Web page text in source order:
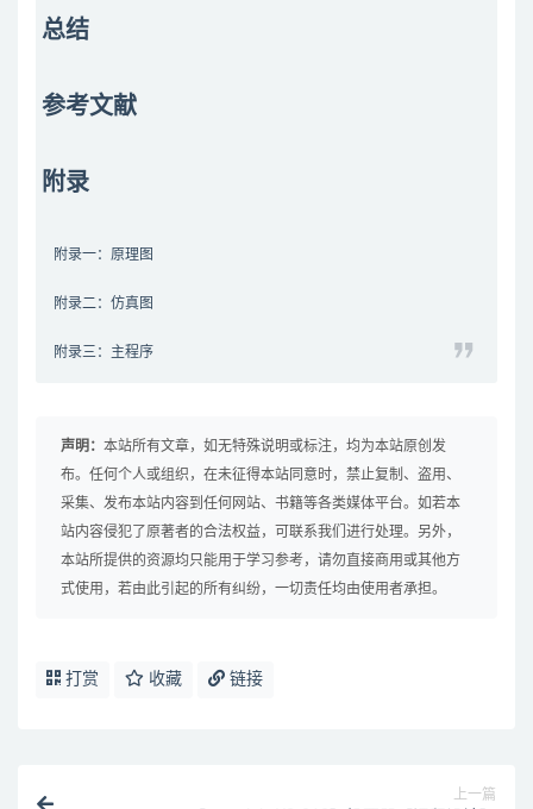
总结
参考文献
附录
附录一：原理图
附录二：仿真图
附录三：主程序
声明： 本站所有文章，如无特殊说明或标注，均为本站原创发
布。任何个人或组织，在未征得本站同意时，禁止复制、盗用、
采集、发布本站内容到任何网站、书籍等各类媒体平台。如若本
站内容侵犯了原著者的合法权益，可联系我们进行处理。另外，
本站所提供的资源均只能用于学习参考，请勿直接商用或其他方
式使用，若由此引起的所有纠纷，一切责任均由使用者承担。
打赏 收藏 链接
上一篇